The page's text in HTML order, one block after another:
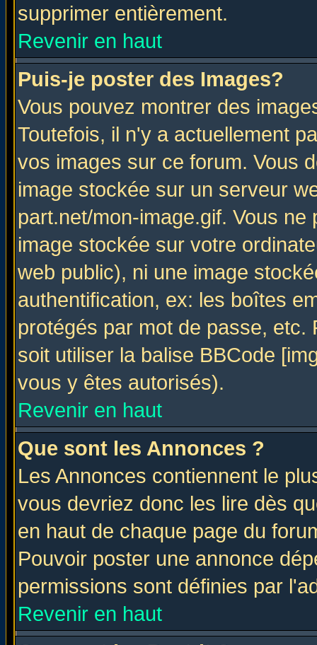
supprimer entièrement.
Revenir en haut
Puis-je poster des Images?
Vous pouvez montrer des
Toutefois, il n'y a actuellement
vos images sur ce forum. Vous
image stockée sur un serveur
part.net/mon-image.gif. Vous
image stockée sur votre
web public), ni une image
authentification, ex: les boîtes
protégés par mot de passe,
soit utiliser la balise BBCode
vous y êtes autorisés).
Revenir en haut
Que sont les Annonces ?
Les Annonces contiennent le
vous devriez donc les lire dès
en haut de chaque page du
Pouvoir poster une annonce
permissions sont définies par
Revenir en haut